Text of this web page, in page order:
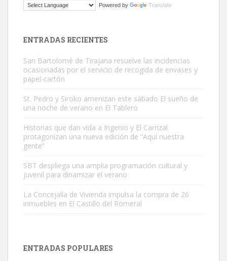
Este gato macho ha aparecido en la calle hace menos de un mes,
Busco adopción responsable para mi perra. Pastor alemán,
hembra, 4 años. Por motivos personales ...
Leales.org » Gran Canaria
Powered by Translate
ENTRADAS RECIENTES
San Bartolomé de Tirajana resuelve las incidencias
ocasionadas por el servicio de recogida de envases y
papel-cartón
St. Pedro y Siroko amenizan este sábado El sueño de
una noche de verano en El Tablero
Historias que dan vida a Ingenio y El Carrizal
protagonizan una nueva edición de “Aquí nuestra
gente”
SBT despliega una amplia programación cultural y
juvenil para dinamizar el verano
La Concejalía de Vivienda impulsa la compra de 26
inmuebles en El Castillo del Romeral
ENTRADAS POPULARES